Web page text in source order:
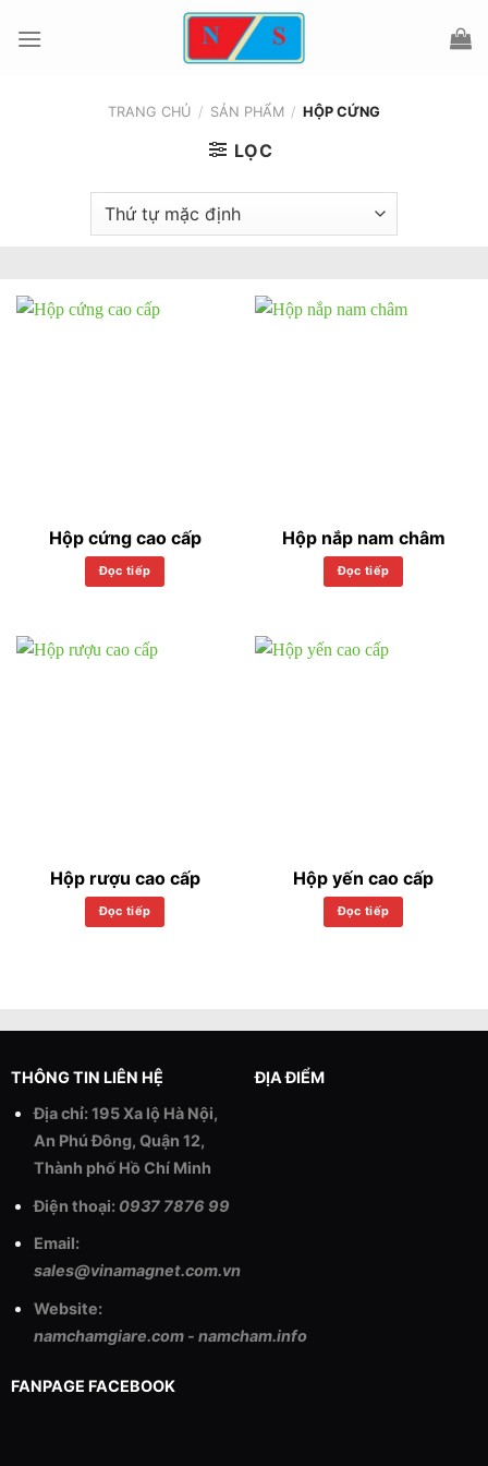
đến
TRANG CHỦ / SẢN PHẨM / HỘP CỨNG
LỌC
Hộp cứng cao cấp
Đọc tiếp
Hộp nắp nam châm
Đọc tiếp
Hộp rượu cao cấp
Đọc tiếp
Hộp yến cao cấp
Đọc tiếp
THÔNG TIN LIÊN HỆ
Địa chỉ: 195 Xa lộ Hà Nội,
An Phú Đông, Quận 12,
Thành phố Hồ Chí Minh
Điện thoại: 0937 7876 99
Email:
sales@vinamagnet.com.vn
Website:
namchamgiare.com- namcham.info
ĐỊA ĐIỂM
FANPAGE FACEBOOK